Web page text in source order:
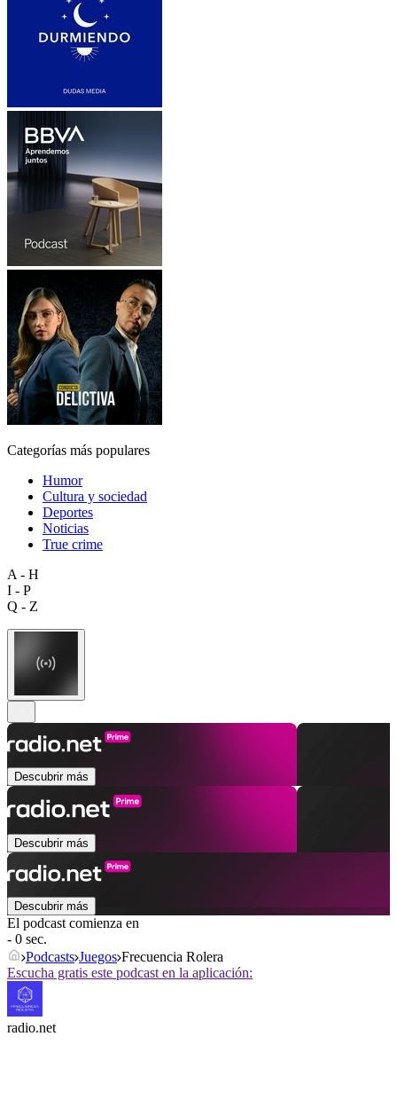
Categorías más populares
Humor
Cultura y sociedad
Deportes
Noticias
True crime
A - H
I - P
Q - Z
Descubrir más
Descubrir más
Descubrir más
El podcast comienza en
- 0 sec.
Podcasts Juegos Frecuencia Rolera
Escucha gratis este podcast en la aplicación:
radio.net